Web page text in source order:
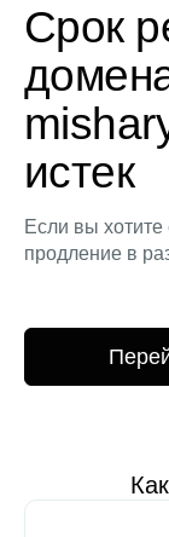
Срок
истек
Если вы
продление в